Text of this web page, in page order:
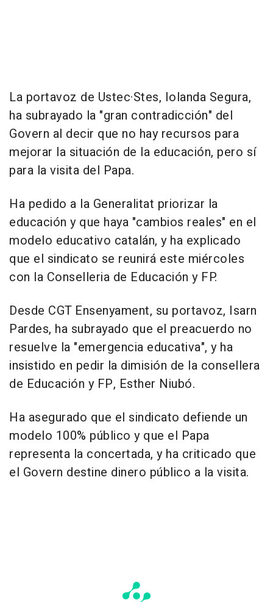
La portavoz de Ustec·Stes, Iolanda Segura,
ha subrayado la "gran contradicción" del
Govern al decir que no hay recursos para
mejorar la situación de la educación, pero sí
para la visita del Papa.
Ha pedido a la Generalitat priorizar la
educación y que haya "cambios reales" en el
modelo educativo catalán, y ha explicado
que el sindicato se reunirá este miércoles
con la Conselleria de Educación y FP.
Desde CGT Ensenyament, su portavoz, Isarn
Pardes, ha subrayado que el preacuerdo no
resuelve la "emergencia educativa", y ha
insistido en pedir la dimisión de la consellera
de Educación y FP, Esther Niubó.
Ha asegurado que el sindicato defiende un
modelo 100% público y que el Papa
representa la concertada, y ha criticado que
el Govern destine dinero público a la visita.